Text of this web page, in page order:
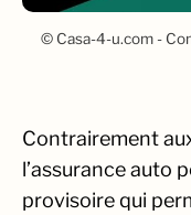
© Casa-4-u.com -
Contrairement
l’assurance auto
provisoire qui